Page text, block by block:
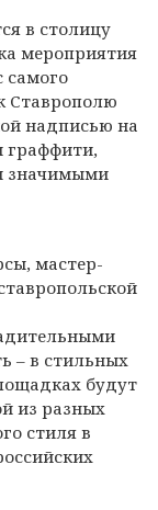
в столицу
мероприятия
самого
Ставрополю
надписью на
граффити,
значимыми
мастер-
– в стильных
будут
из разных
стиля в